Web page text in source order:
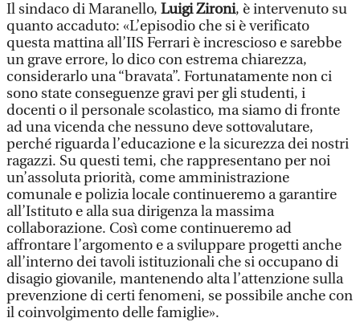
Il sindaco di Maranello, Luigi Zironi, è intervenuto su
quanto accaduto: «L’episodio che si è verificato
questa mattina all’IIS Ferrari è increscioso e sarebbe
un grave errore, lo dico con estrema chiarezza,
considerarlo una “bravata”. Fortunatamente non ci
sono state conseguenze gravi per gli studenti, i
docenti o il personale scolastico, ma siamo di fronte
ad una vicenda che nessuno deve sottovalutare,
perché riguarda l’educazione e la sicurezza dei nostri
ragazzi. Su questi temi, che rappresentano per noi
un’assoluta priorità, come amministrazione
comunale e polizia locale continueremo a garantire
all’Istituto e alla sua dirigenza la massima
collaborazione. Così come continueremo ad
affrontare l’argomento e a sviluppare progetti anche
all’interno dei tavoli istituzionali che si occupano di
disagio giovanile, mantenendo alta l’attenzione sulla
prevenzione di certi fenomeni, se possibile anche con
il coinvolgimento delle famiglie».